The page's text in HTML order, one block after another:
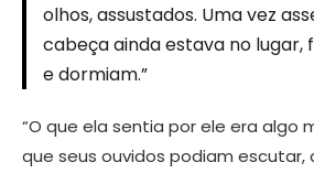
olhos, assustados. Uma vez
cabeça ainda estava no lugar,
e dormiam.”
“O que ela sentia por ele era algo
que seus ouvidos podiam escutar,